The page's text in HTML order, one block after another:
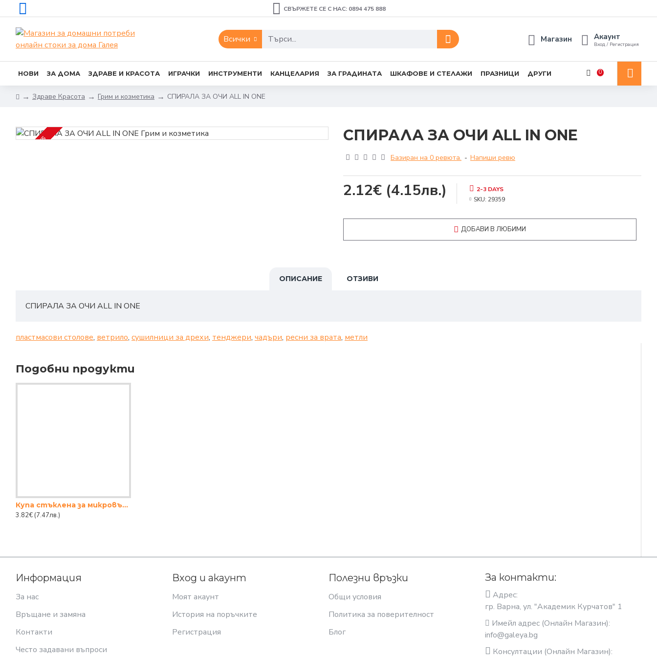
СВЪРЖЕТЕ СЕ С НАС: 0894 475 888
Всички Магазин Акаунт
Вход / Регистрация
НОВИ ЗА ДОМА ЗДРАВЕ И КРАСОТА ИГРАЧКИ ИНСТРУМЕНТИ КАНЦЕЛАРИЯ ЗА ГРАДИНАТА ШКАФОВЕ И СТЕЛАЖИ ПРАЗНИЦИ ДРУГИ 0
Здраве Красота Грим и козметика СПИРАЛА ЗА ОЧИ ALL IN ONE
2-3 DAYS СПИРАЛА ЗА ОЧИ ALL IN ONE
Базиран на 0 ревюта. - Напиши ревю
2.12€ (4.15лв.)
2-3 DAYS
SKU: 29359
ДОБАВИ В ЛЮБИМИ
ОПИСАНИЕ ОТЗИВИ
СПИРАЛА ЗА ОЧИ ALL IN ONE
пластмасови столове, ветрило, сушилници за дрехи, тенджери, чадъри, ресни за врата, метли
Подобни продукти
Купа стъклена за микровълнова 1040мл
3.82€ (7.47лв.)
Информация
За нас
Връщане и замяна
Контакти
Често задавани въпроси
Вход и акаунт
Моят акаунт
История на поръчките
Регистрация
Полезни връзки
Общи условия
Политика за поверителност
Блог
За контакти:
Адрес:
гр. Варна, ул. "Академик Курчатов" 1
Имейл адрес (Онлайн Магазин):
info@galeya.bg
Консултации (Онлайн Магазин):